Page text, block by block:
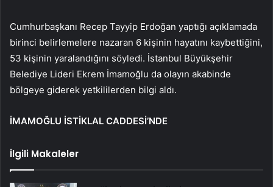
Cumhurbaşkanı Recep Tayyip Erdoğan yaptığı açıklamada
birinci belirlemelere nazaran 6 kişinin hayatını kaybettiğini,
53 kişinin yaralandığını söyledi. İstanbul Büyükşehir
Belediye Lideri Ekrem İmamoğlu da olayın akabinde
bölgeye giderek yetkililerden bilgi aldı.
İMAMOĞLU İSTİKLAL CADDESİ’NDE
İlgili Makaleler